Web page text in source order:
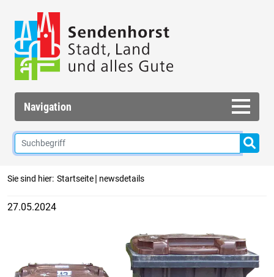
Navigation
Sie sind hier: Startseite| newsdetails
27.05.2024